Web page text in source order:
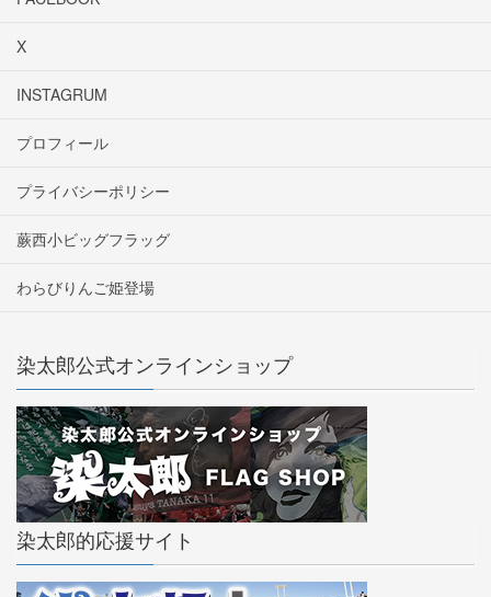
X
INSTAGRUM
プロフィール
プライバシーポリシー
蕨西小ビッグフラッグ
わらびりんご姫登場
染太郎公式オンラインショップ
染太郎的応援サイト